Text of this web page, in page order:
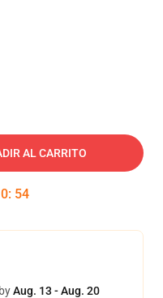
AL CARRITO
: 53
Aug. 13 - Aug. 20